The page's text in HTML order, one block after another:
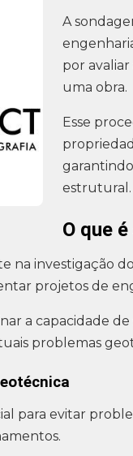
A
por
uma obra.
Esse
estrutural.
O que
na investigação
projetos de
a capacidade
problemas
para evitar